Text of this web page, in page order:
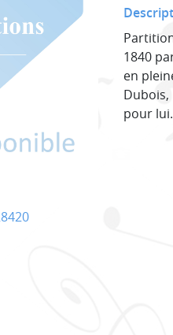
1840
en
pour lui.